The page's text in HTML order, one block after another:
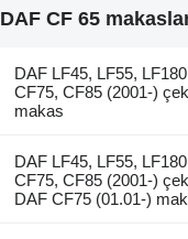
DAF CF 65
DAF LF45, LF55,
CF75, CF85 (2001-)
makas
DAF LF45, LF55,
CF75, CF85 (2001-)
DAF CF75 (01.01-)